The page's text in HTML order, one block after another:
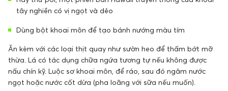
tây nghiền có vị ngọt và dẻo
Dùng bột khoai môn để tạo bánh nướng màu tím
Ăn kèm với các loại thịt quay như sườn heo để thấm bớt mỡ
thừa. Lá có tác dụng chữa ngứa tương tự nếu không được
nấu chín kỹ. Luộc sơ khoai môn, để ráo, sau đó ngâm nước
ngọt hoặc nước cốt dừa (pha loãng với sữa nếu muốn).